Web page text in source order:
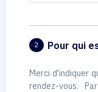
2 Pour qui
Merci d'indiquer
rendez-vous.